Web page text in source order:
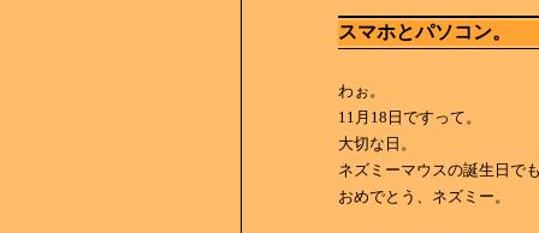
スマホとパソコン。
わぉ。
11月18日ですって。
大切な日。
ネズミーマウスの誕生日で
おめでとう、ネズミー。